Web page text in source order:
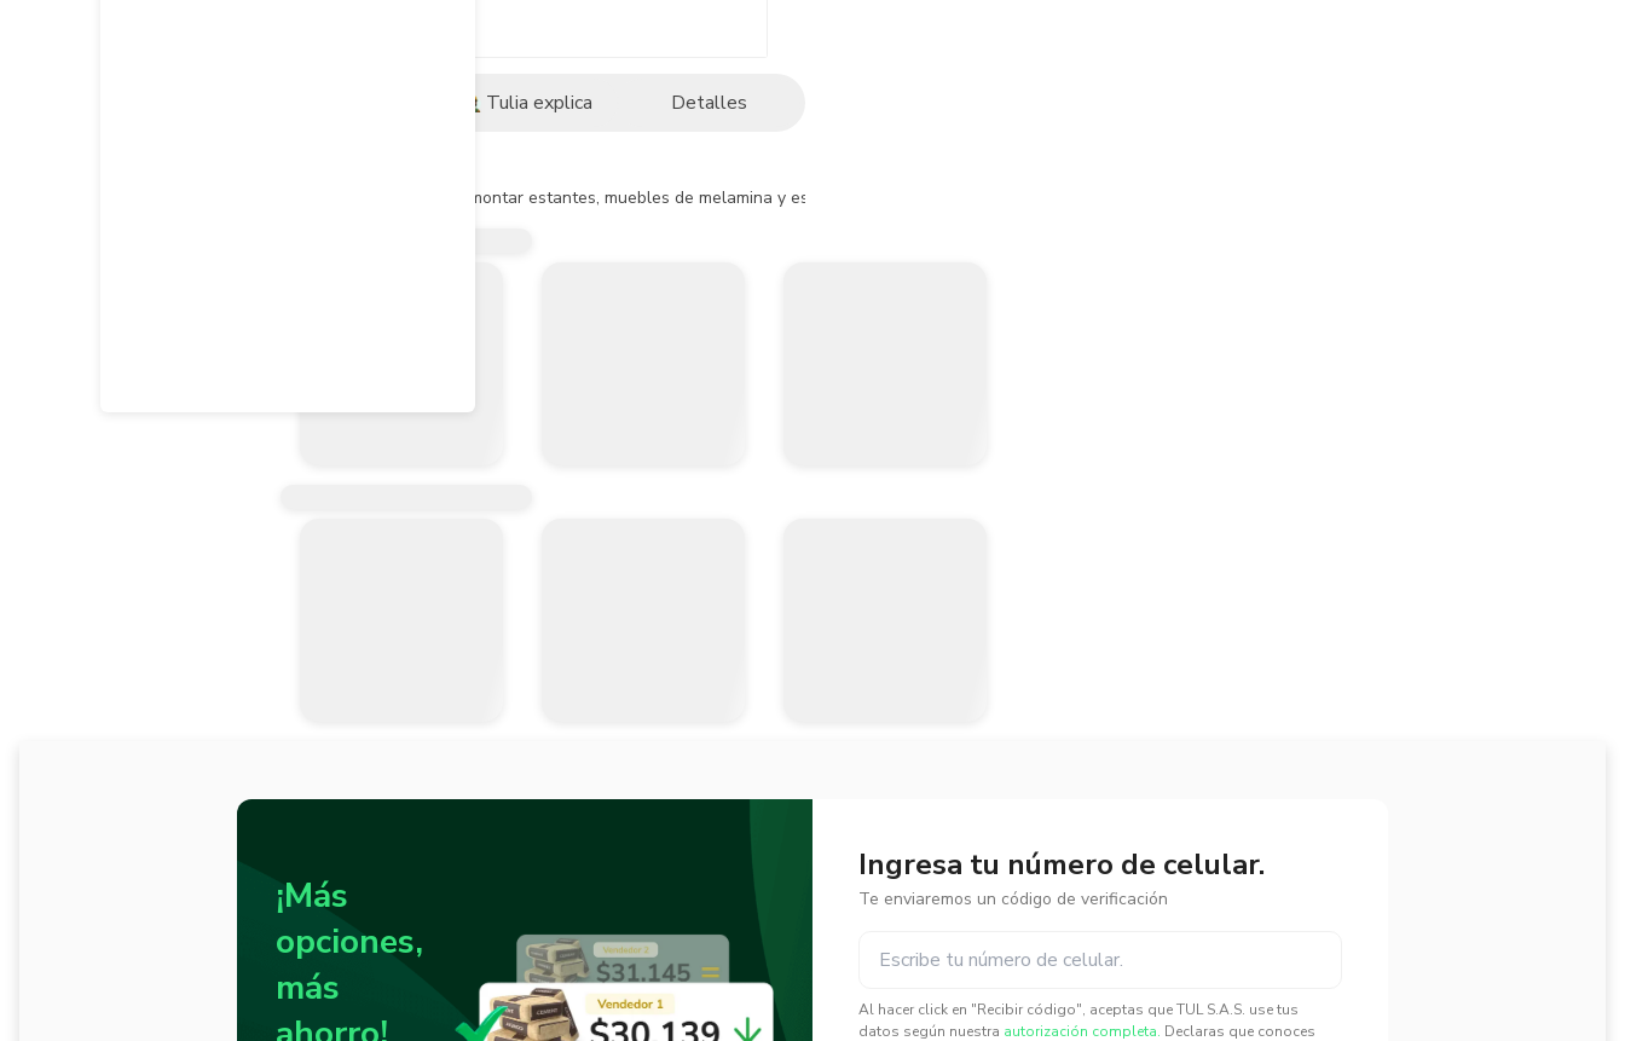
Tulia explica Detalles
Sirve para ensamblar, fijar y montar estantes, muebles de melamina y estructuras metálicas. Su cabeza grande y plana asegura las piezas sin necesidad de arandelas, siendo
¡Más
opciones,
más
Ingresa tu número de celular.
Te enviaremos un código de verificación
Al hacer click en "Recibir código", aceptas que TUL S.A.S. use tus
datos según nuestra autorización completa. Declaras que conoces